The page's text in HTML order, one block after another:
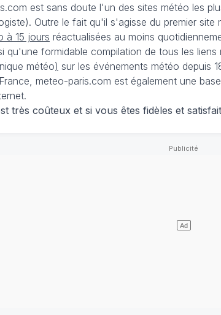
est sans doute l'un des sites météo les
Outre le fait qu'il s'agisse du premier
à 15 jours réactualisées au moins
qu'une formidable compilation de tous les
météo) sur les événements météo depuis
meteo-paris.com est également une
très coûteux et si vous êtes fidèles et